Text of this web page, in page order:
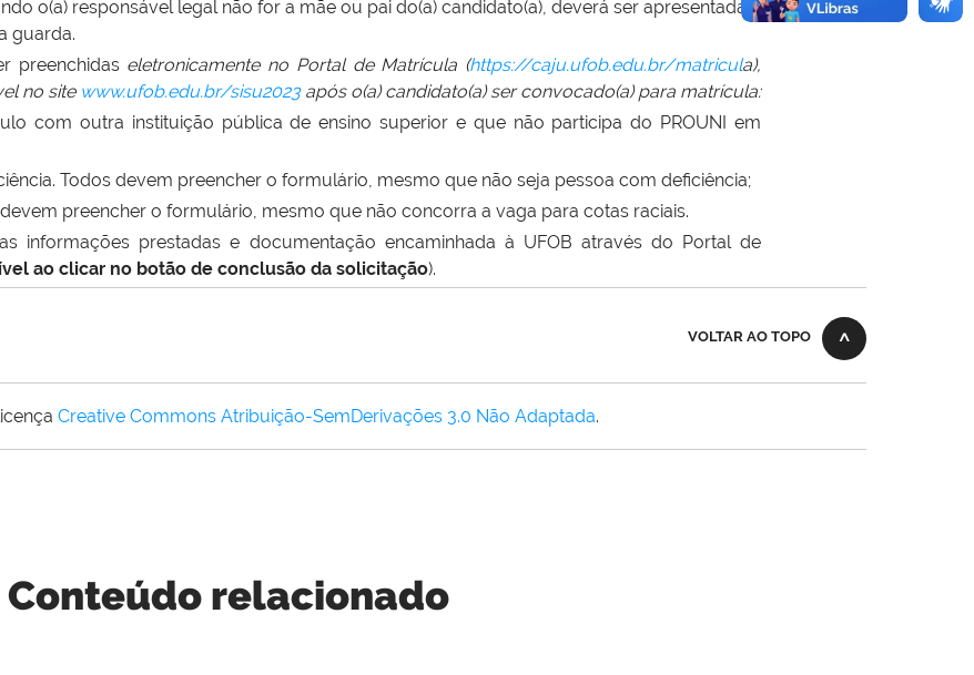
o(a) responsável legal não for a mãe ou pai do(a) candidato(a), deverá ser apresentada a
guarda.
preenchidas eletronicamente no Portal de Matrícula (https://caju.ufob.edu.br/matricula),
no site www.ufob.edu.br/sisu2023 após o(a) candidato(a) ser convocado(a) para matrícula:
com outra instituição pública de ensino superior e que não participa do PROUNI em
Todos devem preencher o formulário, mesmo que não seja pessoa com deficiência;
preencher o formulário, mesmo que não concorra a vaga para cotas raciais.
informações prestadas e documentação encaminhada à UFOB através do Portal de
ao clicar no botão de conclusão da solicitação).
VOLTAR AO TOPO
Creative Commons Atribuição-SemDerivações 3.0 Não Adaptada.
Conteúdo relacionado